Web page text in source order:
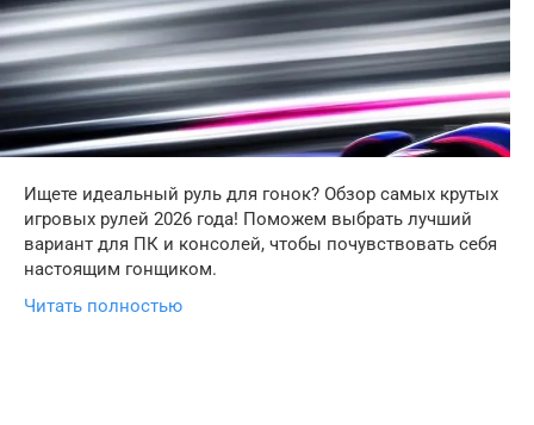
Ищете идеальный руль для гонок? Обзор самых крутых
игровых рулей 2026 года! Поможем выбрать лучший
вариант для ПК и консолей, чтобы почувствовать себя
настоящим гонщиком.
Читать полностью